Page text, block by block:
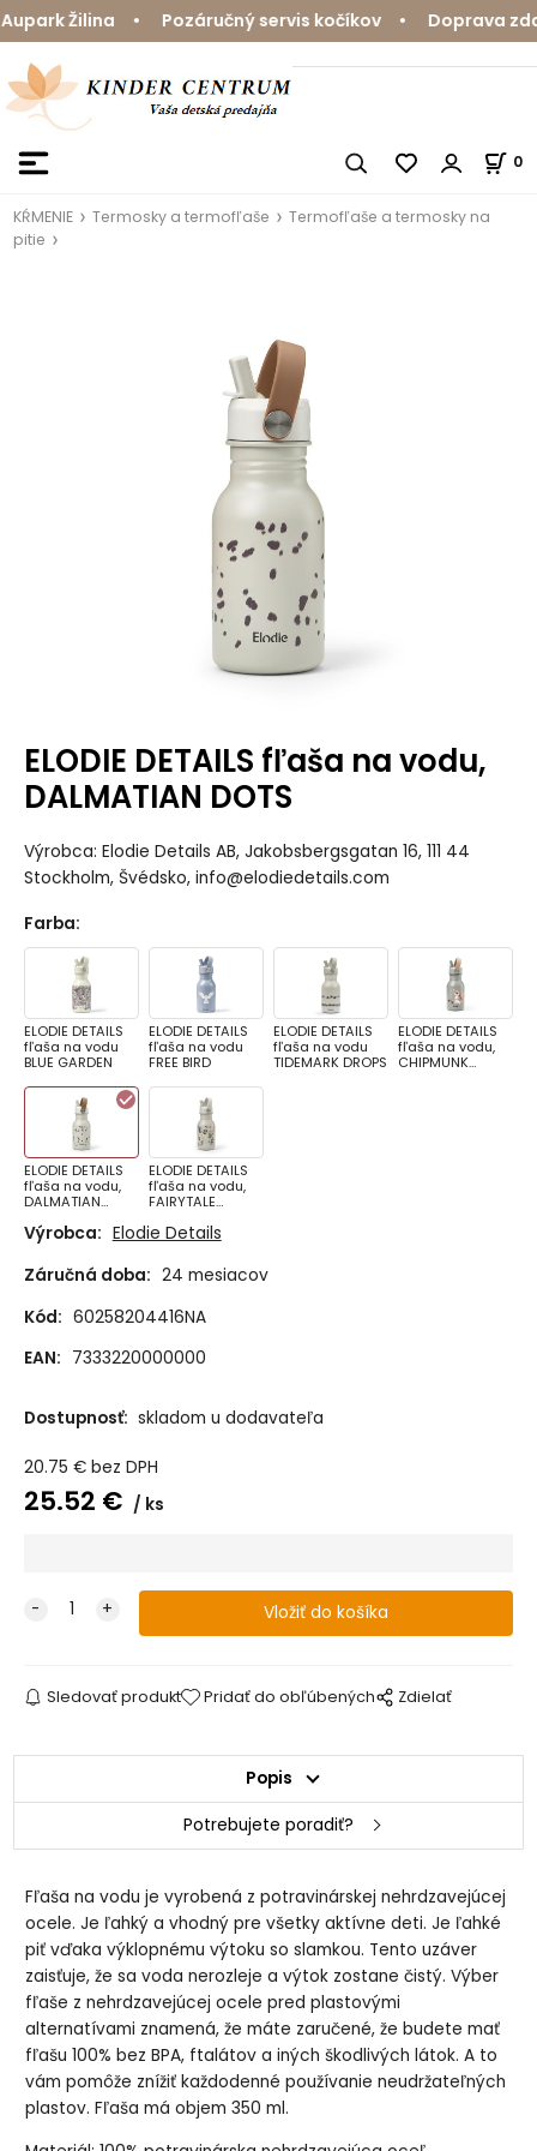
Žilina • Pozáručný servis kočíkov • Doprava
0
KŔMENIE Termosky a termofľaše
Termofľaše a termosky na
pitie
ELODIE DETAILS fľaša na vodu,
DALMATIAN DOTS
Výrobca: Elodie Details AB, Jakobsbergsgatan 16, 111 44
Stockholm, Švédsko, info@elodiedetails.com
Farba:
ELODIE DETAILS
fľaša na vodu
BLUE GARDEN
ELODIE DETAILS
fľaša na vodu
FREE BIRD
ELODIE DETAILS
fľaša na vodu
TIDEMARK DROPS
ELODIE DETAILS
fľaša na vodu,
CHIPMUNK
ELODIE DETAILS
fľaša na vodu,
DALMATIAN
ELODIE DETAILS
fľaša na vodu,
FAIRYTALE
Výrobca: Elodie Details
Záručná doba: 24 mesiacov
Kód: 60258204416NA
EAN: 7333220000000
Dostupnosť: skladom u dodavateľa
20.75 € bez DPH
25.52 € ks
Sledovať produkt Pridať do obľúbených Zdielať
Popis
Potrebujete poradiť?
Fľaša na vodu je vyrobená z potravinárskej nehrdzavejúcej
ocele. Je ľahký a vhodný pre všetky aktívne deti. Je ľahké
piť vďaka výklopnému výtoku so slamkou. Tento uzáver
zaisťuje, že sa voda nerozleje a výtok zostane čistý. Výber
fľaše z nehrdzavejúcej ocele pred plastovými
alternatívami znamená, že máte zaručené, že budete mať
fľašu 100% bez BPA, ftalátov a iných škodlivých látok. A to
vám pomôže znížiť každodenné používanie neudržateľných
plastov. Fľaša má objem 350 ml.